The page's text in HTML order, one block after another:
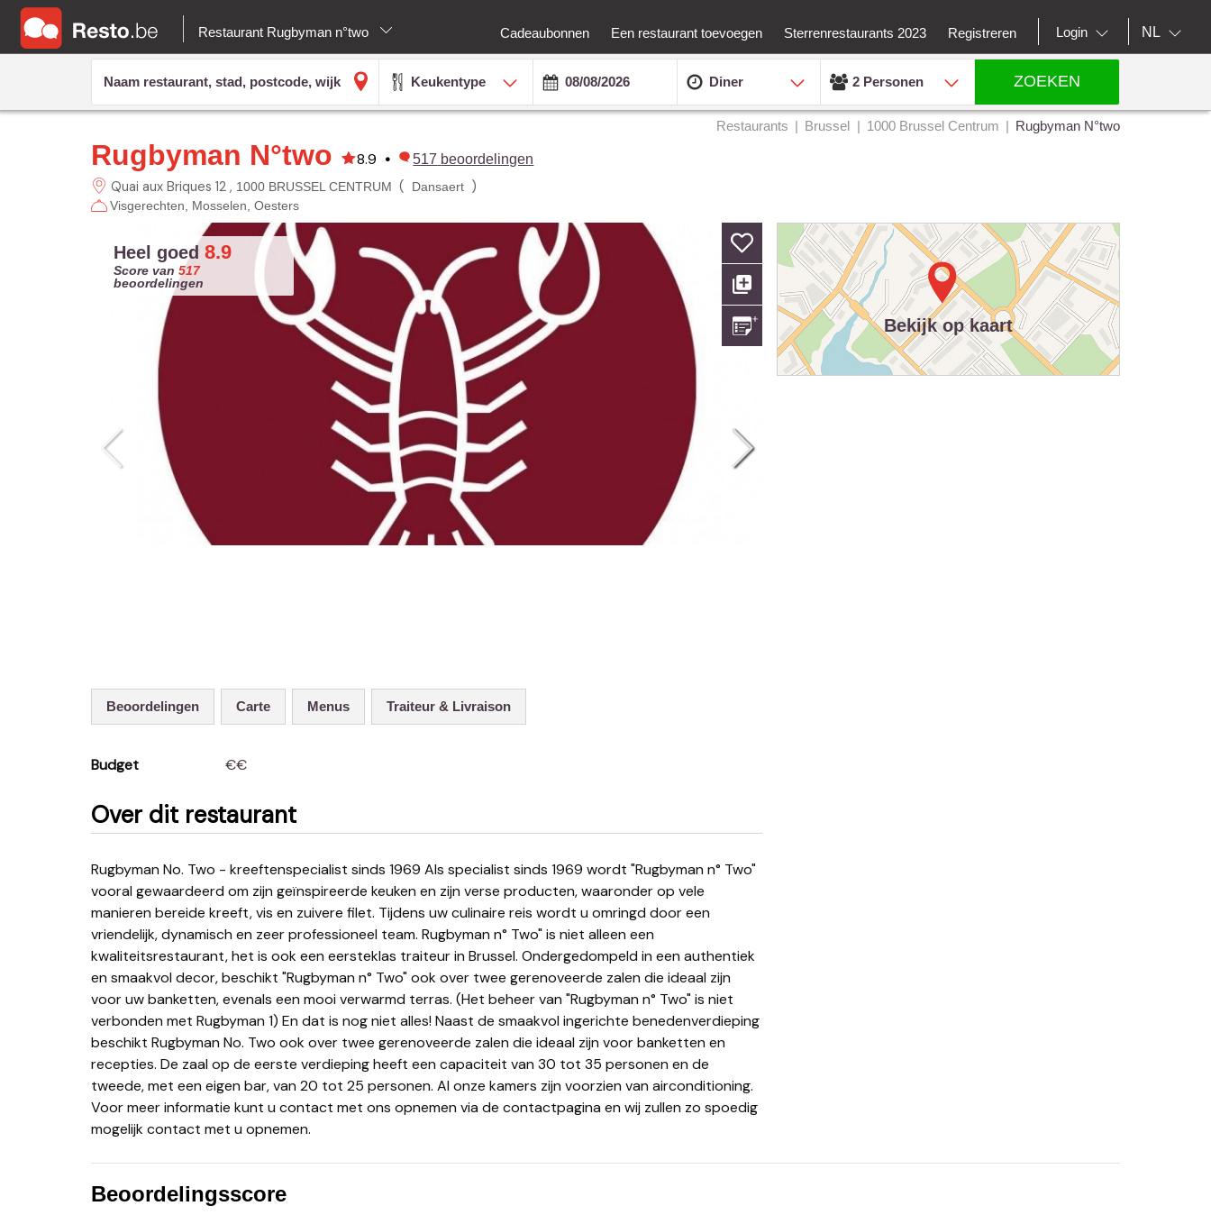
Restaurant Rugbyman n°two Cadeaubonnen Een restaurant toevoegen Sterrenrestaurants 2023 Registreren Login NL
Keukentype Diner 2 Personen ZOEKEN
Restaurants Brussel 1000 Brussel Centrum Rugbyman N°two
Rugbyman N°two 8.9 • 517 beoordelingen
Quai aux Briques 12 1000 BRUSSEL CENTRUM ( Dansaert)
Visgerechten Mosselen Oesters
Heel goed 8.9
Score van 517
beoordelingen
Beoordelingen Carte Menus Traiteur & Livraison
Budget €€
Over dit restaurant
Rugbyman No. Two - kreeftenspecialist sinds 1969 Als specialist sinds 1969 wordt "Rugbyman n° Two"
vooral gewaardeerd om zijn geïnspireerde keuken en zijn verse producten, waaronder op vele
manieren bereide kreeft, vis en zuivere filet. Tijdens uw culinaire reis wordt u omringd door een
vriendelijk, dynamisch en zeer professioneel team. Rugbyman n° Two" is niet alleen een
kwaliteitsrestaurant, het is ook een eersteklas traiteur in Brussel. Ondergedompeld in een authentiek
en smaakvol decor, beschikt "Rugbyman n° Two" ook over twee gerenoveerde zalen die ideaal zijn
voor uw banketten, evenals een mooi verwarmd terras. (Het beheer van "Rugbyman n° Two" is niet
verbonden met Rugbyman 1) En dat is nog niet alles! Naast de smaakvol ingerichte benedenverdieping
beschikt Rugbyman No. Two ook over twee gerenoveerde zalen die ideaal zijn voor banketten en
recepties. De zaal op de eerste verdieping heeft een capaciteit van 30 tot 35 personen en de
tweede, met een eigen bar, van 20 tot 25 personen. Al onze kamers zijn voorzien van airconditioning.
Voor meer informatie kunt u contact met ons opnemen via de contactpagina en wij zullen zo spoedig
mogelijk contact met u opnemen.
Bekijk op kaart
Beoordelingsscore